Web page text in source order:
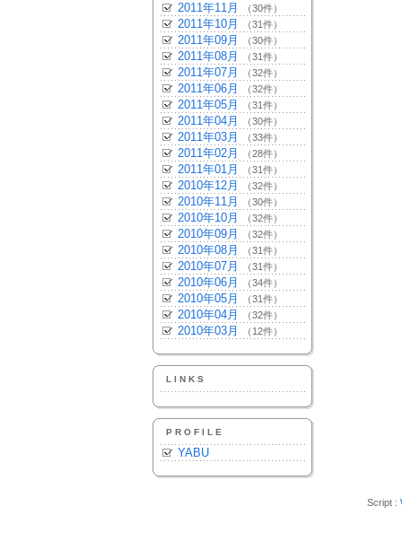
2011年11月 （30件）
2011年10月 （31件）
2011年09月 （30件）
2011年08月 （31件）
2011年07月 （32件）
2011年06月 （32件）
2011年05月 （31件）
2011年04月 （30件）
2011年03月 （33件）
2011年02月 （28件）
2011年01月 （31件）
2010年12月 （32件）
2010年11月 （30件）
2010年10月 （32件）
2010年09月 （32件）
2010年08月 （31件）
2010年07月 （31件）
2010年06月 （34件）
2010年05月 （31件）
2010年04月 （32件）
2010年03月 （12件）
LINKS
PROFILE
YABU
Script :